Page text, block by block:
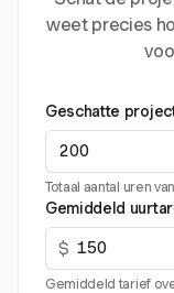
weet precies
Geschatte
Totaal aantal uren
Gemiddeld
$
Gemiddeld tarief